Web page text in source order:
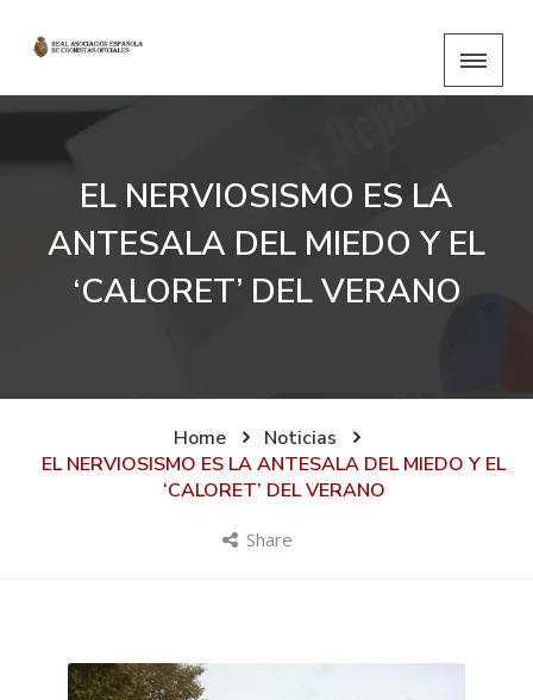
EL NERVIOSISMO ES LA
ANTESALA DEL MIEDO Y EL
‘CALORET’ DEL VERANO
Home
Noticias
EL NERVIOSISMO ES LA ANTESALA DEL MIEDO Y EL
‘CALORET’ DEL VERANO
Share